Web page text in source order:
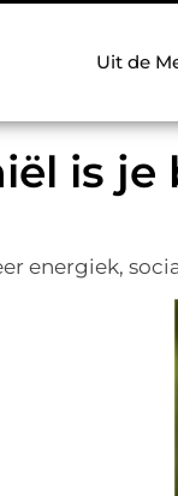
Uit de
is
energiek,